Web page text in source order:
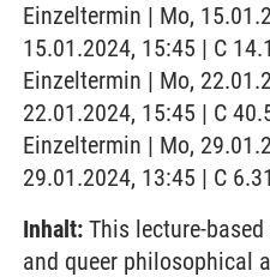
Einzeltermin | Mo,
15.01.2024, 15:45 | C
Einzeltermin | Mo,
22.01.2024, 15:45 | C
Einzeltermin | Mo,
29.01.2024, 13:45 | C
Inhalt: This lecture-
and queer philosophical